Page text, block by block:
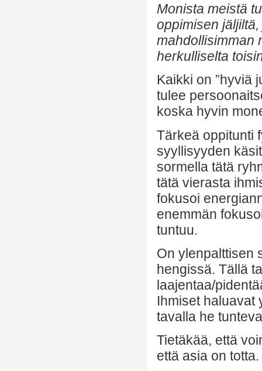
Monista meistä
oppimisen
mahdollisimman
herkulliselta
Kaikki on ”hyviä
tulee
koska hyvin
Tärkeä oppitunti
syyllisyyden
sormella tätä
tätä vierasta
fokusoi
enemmän
tuntuu.
On ylenpalttisen
hengissä. Tällä
laajentaa/
Ihmiset haluavat
tavalla he
Tietäkää, että
että asia on